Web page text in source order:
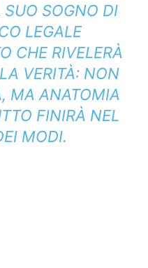
SUO SOGNO DI
LEGALE
CHE RIVELERÀ
VERITÀ: NON
MA ANATOMIA
FINIRÀ NEL
MODI.